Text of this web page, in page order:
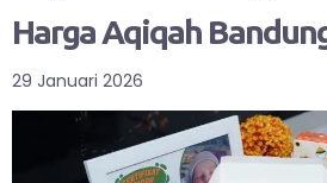
Harga Aqiqah
29 Januari 2026